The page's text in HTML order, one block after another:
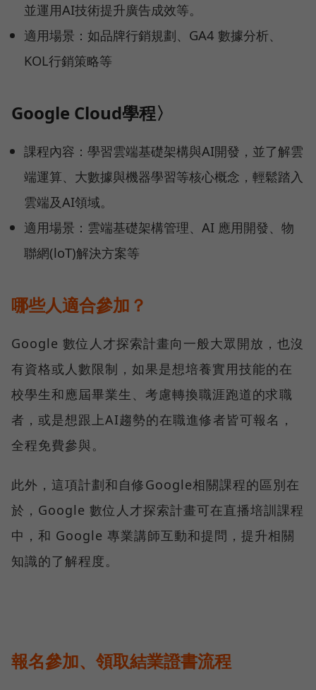
並運用AI技術提升廣告成效等。
適用場景：如品牌行銷規劃、GA4 數據分析、
KOL行銷策略等
Google Cloud學程〉
課程內容：學習雲端基礎架構與AI開發，並了解雲
端運算、大數據與機器學習等核心概念，輕鬆踏入
雲端及AI領域。
適用場景：雲端基礎架構管理、AI 應用開發、物
聯網(loT)解決方案等
哪些人適合參加？
Google 數位人才探索計畫向一般大眾開放，也沒
有資格或人數限制，如果是想培養實用技能的在
校學生和應屆畢業生、考慮轉換職涯跑道的求職
者，或是想跟上AI趨勢的在職進修者皆可報名，
全程免費參與。
此外，這項計劃和自修Google相關課程的區別在
於，Google 數位人才探索計畫可在直播培訓課程
中，和 Google 專業講師互動和提問，提升相關
知識的了解程度。
報名參加、領取結業證書流程